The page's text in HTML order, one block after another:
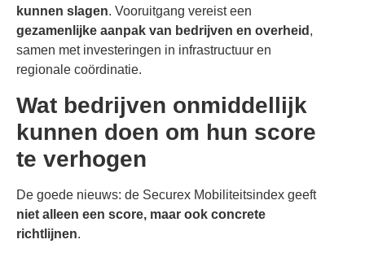
kunnen slagen. Vooruitgang vereist een
gezamenlijke aanpak van bedrijven en overheid ,
samen met investeringen in infrastructuur en
regionale coördinatie.
Wat bedrijven onmiddellijk
kunnen doen om hun score
te verhogen
De goede nieuws: de Securex Mobiliteitsindex geeft
niet alleen een score, maar ook concrete
richtlijnen.